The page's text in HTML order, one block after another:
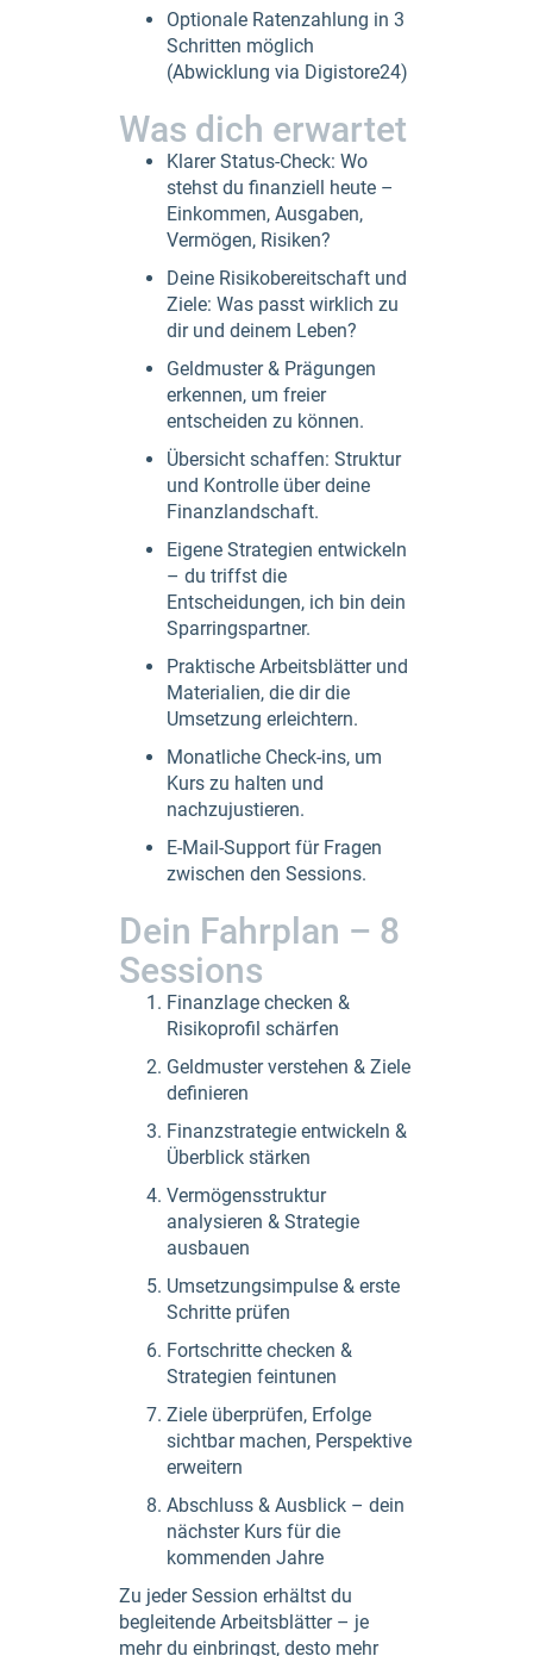
Optionale Ratenzahlung in 3
Schritten möglich
(Abwicklung via Digistore24)​
Was dich erwartet
Klarer Status-Check: Wo
stehst du finanziell heute –
Einkommen, Ausgaben,
Vermögen, Risiken?
Deine Risikobereitschaft und
Ziele: Was passt wirklich zu
dir und deinem Leben?
Geldmuster & Prägungen
erkennen, um freier
entscheiden zu können.
Übersicht schaffen: Struktur
und Kontrolle über deine
Finanzlandschaft.
Eigene Strategien entwickeln
– du triffst die
Entscheidungen, ich bin dein
Sparringspartner.
Praktische Arbeitsblätter und
Materialien, die dir die
Umsetzung erleichtern.
Monatliche Check-ins, um
Kurs zu halten und
nachzujustieren.
E-Mail-Support für Fragen
zwischen den Sessions.
Dein Fahrplan – 8
Sessions
Finanzlage checken &
Risikoprofil schärfen
Geldmuster verstehen & Ziele
definieren
Finanzstrategie entwickeln &
Überblick stärken
Vermögensstruktur
analysieren & Strategie
ausbauen
Umsetzungsimpulse & erste
Schritte prüfen
Fortschritte checken &
Strategien feintunen
Ziele überprüfen, Erfolge
sichtbar machen, Perspektive
erweitern
Abschluss & Ausblick – dein
nächster Kurs für die
kommenden Jahre
Zu jeder Session erhältst du
begleitende Arbeitsblätter – je
mehr du einbringst, desto mehr